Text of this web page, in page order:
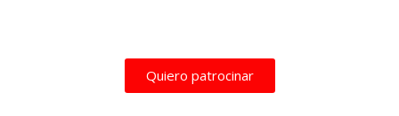
Quiero patrocinar